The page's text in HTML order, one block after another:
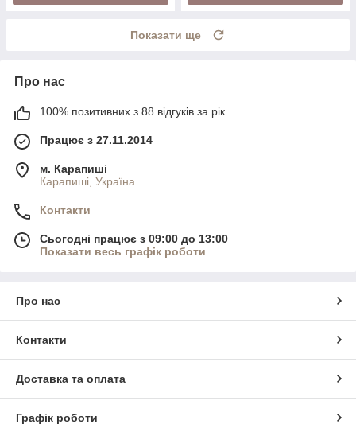
Показати ще
Про нас
100% позитивних з 88 відгуків за рік
Працює з 27.11.2014
м. Карапиші
Карапиші, Україна
Контакти
Сьогодні працює з 09:00 до 13:00
Показати весь графік роботи
Про нас
Контакти
Доставка та оплата
Графік роботи